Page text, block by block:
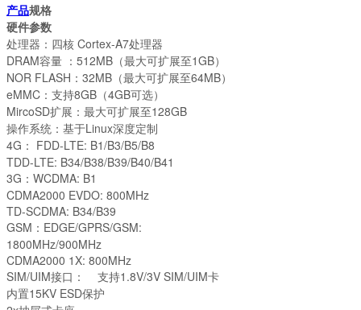
产品规格
硬件参数
处理器：四核 Cortex-A7处理器
DRAM容量 ：512MB（最大可扩展至1GB）
NOR FLASH：32MB（最大可扩展至64MB）
eMMC：支持8GB（4GB可选）
MircoSD扩展：最大可扩展至128GB
操作系统：基于Linux深度定制
4G： FDD-LTE: B1/B3/B5/B8
TDD-LTE: B34/B38/B39/B40/B41
3G：WCDMA: B1
CDMA2000 EVDO: 800MHz
TD-SCDMA: B34/B39
GSM：EDGE/GPRS/GSM:
1800MHz/900MHz
CDMA2000 1X: 800MHz
SIM/UIM接口： 支持1.8V/3V SIM/UIM卡
内置15KV ESD保护